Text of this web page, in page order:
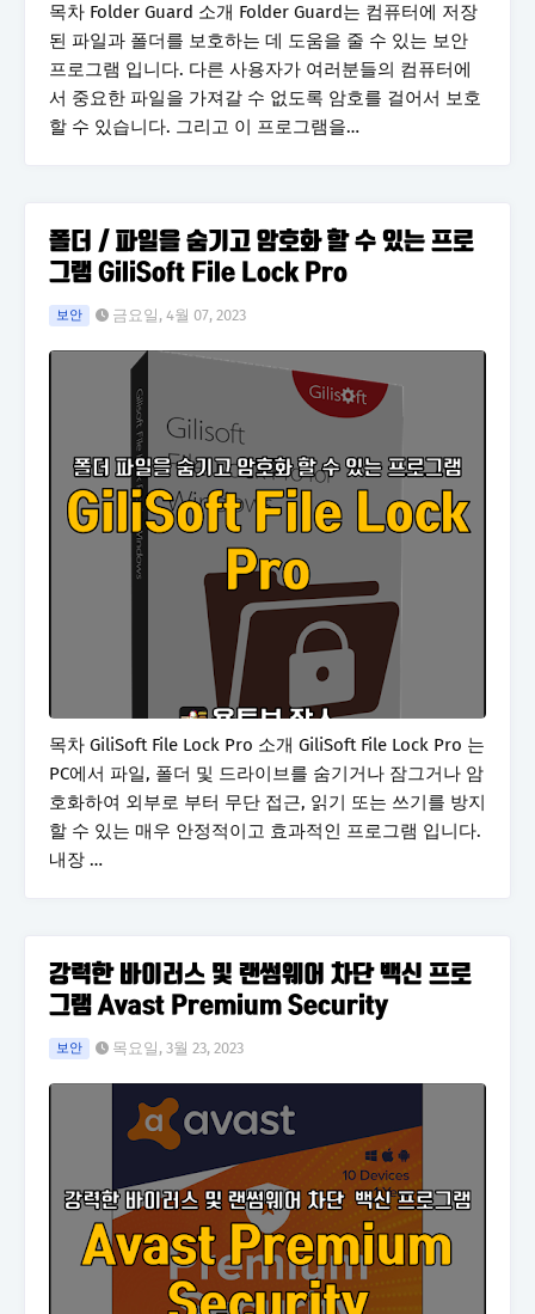
목차 Folder Guard 소개 Folder Guard는 컴퓨터에 저장
된 파일과 폴더를 보호하는 데 도움을 줄 수 있는 보안
프로그램 입니다. 다른 사용자가 여러분들의 컴퓨터에
서 중요한 파일을 가져갈 수 없도록 암호를 걸어서 보호
할 수 있습니다. 그리고 이 프로그램을…
폴더 / 파일을 숨기고 암호화 할 수 있는 프로
그램 GiliSoft File Lock Pro
보안 금요일, 4월 07, 2023
목차 GiliSoft File Lock Pro 소개 GiliSoft File Lock Pro 는
PC에서 파일, 폴더 및 드라이브를 숨기거나 잠그거나 암
호화하여 외부로 부터 무단 접근, 읽기 또는 쓰기를 방지
할 수 있는 매우 안정적이고 효과적인 프로그램 입니다.
내장 …
강력한 바이러스 및 랜썸웨어 차단 백신 프로
그램 Avast Premium Security
보안 목요일, 3월 23, 2023